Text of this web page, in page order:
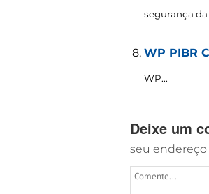
segurança
WP PIBR
WP...
Deixe um
seu